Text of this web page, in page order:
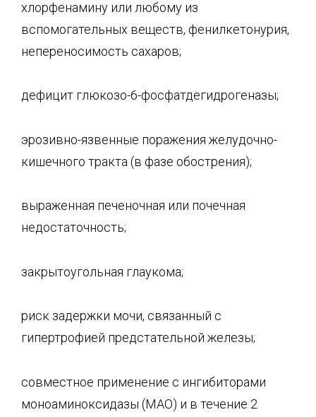
хлорфенамину или любому из
вспомогательных веществ, фенилкетонурия,
непереносимость сахаров;
дефицит глюкозо-6-фосфатдегидрогеназы;
эрозивно-язвенные поражения желудочно-
кишечного тракта (в фазе обострения);
выраженная печеночная или почечная
недостаточность;
закрытоугольная глаукома;
риск задержки мочи, связанный с
гипертрофией предстательной железы;
совместное применение с ингибиторами
моноаминоксидазы (МАО) и в течение 2